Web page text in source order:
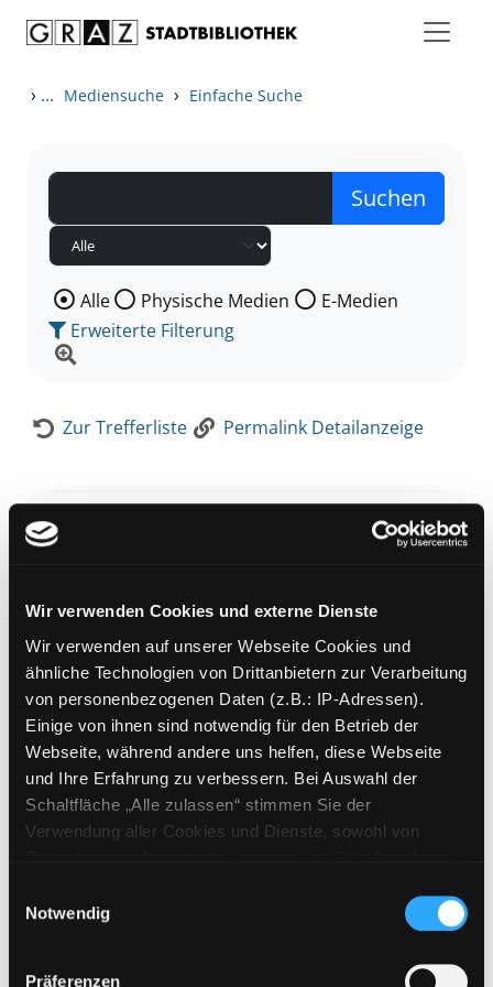
Wir verwenden Cookies und externe Dienste
Wir verwenden auf unserer Webseite Cookies und
ähnliche Technologien von Drittanbietern zur Verarbeitung
von personenbezogenen Daten (z.B.: IP-Adressen).
Einige von ihnen sind notwendig für den Betrieb der
Webseite, während andere uns helfen, diese Webseite
und Ihre Erfahrung zu verbessern. Bei Auswahl der
Schaltfläche „Alle zulassen“ stimmen Sie der
Verwendung aller Cookies und Dienste, sowohl von
Cookies von Drittanbietern, eine Verarbeitung in
unsicheren Drittländern (Länder außerhalb des EWR
ohne adäquates Datenschutzniveau) stattfinden kann. In
Notwendig
Präferenzen
› ... Mediensuche › Einfache Suche
Wählen Sie die Medienart nach der Sie suchen wollen.
Alle Physische Medien
E-Medien
Erweiterte Filterung
Zur Trefferliste Permalink Detailanzeige
Love is love
Mediengruppe:
Belletristik
Bichon, Sophie
Mehr Informationen ein-/ausblenden
Bände